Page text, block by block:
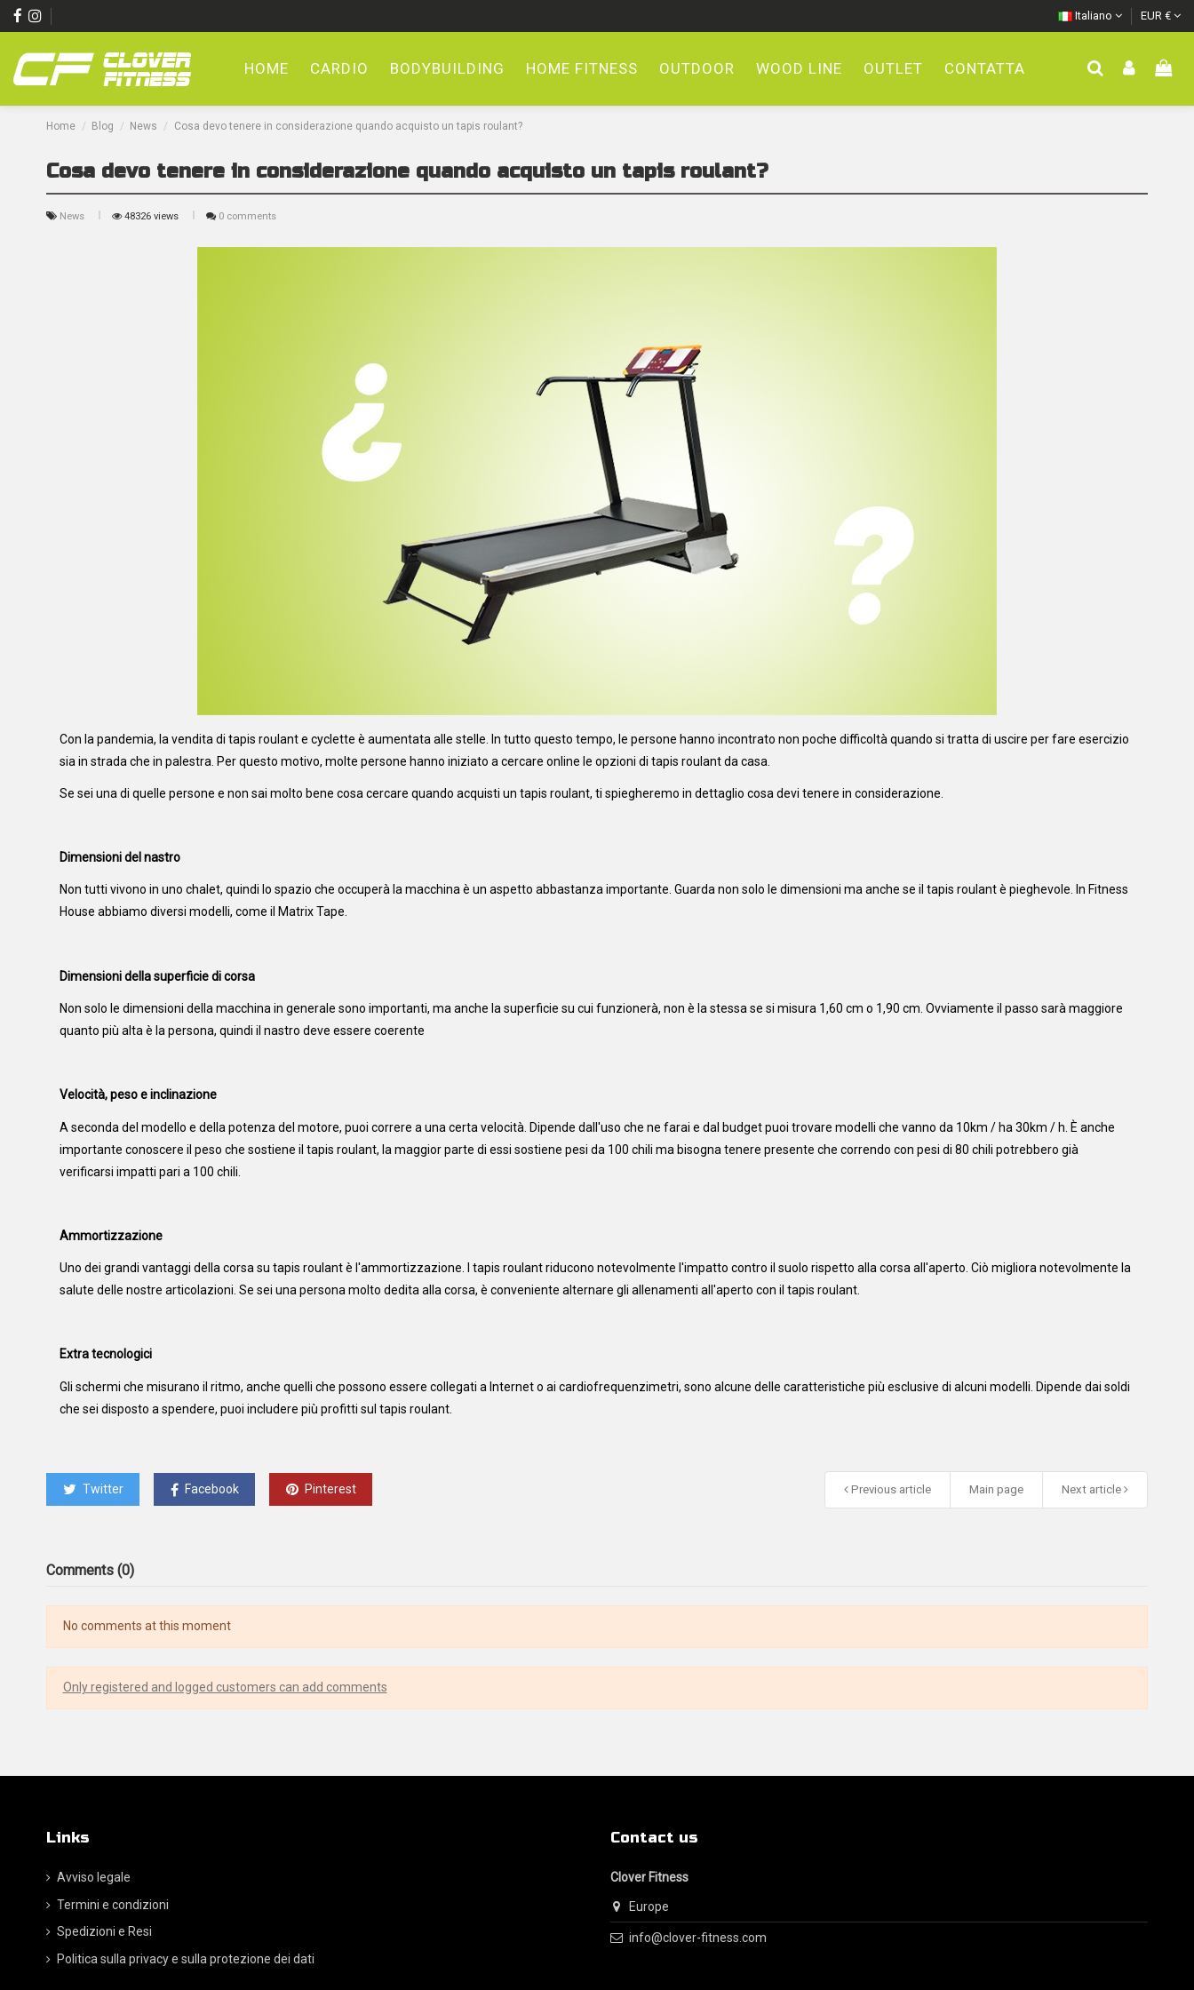
Italiano EUR €
HOME CARDIO BODYBUILDING HOME FITNESS OUTDOOR WOOD LINE OUTLET CONTATTA
Home Blog News Cosa devo tenere in considerazione quando acquisto un tapis roulant?
Cosa devo tenere in considerazione quando acquisto un tapis roulant?
News 48326 views 0 comments
Con la pandemia, la vendita di tapis roulant e cyclette è aumentata alle stelle. In tutto questo tempo, le persone hanno incontrato non poche difficoltà quando si tratta di uscire per fare esercizio
sia in strada che in palestra. Per questo motivo, molte persone hanno iniziato a cercare online le opzioni di tapis roulant da casa.
Se sei una di quelle persone e non sai molto bene cosa cercare quando acquisti un tapis roulant, ti spiegheremo in dettaglio cosa devi tenere in considerazione.
Dimensioni del nastro
Non tutti vivono in uno chalet, quindi lo spazio che occuperà la macchina è un aspetto abbastanza importante. Guarda non solo le dimensioni ma anche se il tapis roulant è pieghevole. In Fitness
House abbiamo diversi modelli, come il Matrix Tape.
Dimensioni della superficie di corsa
Non solo le dimensioni della macchina in generale sono importanti, ma anche la superficie su cui funzionerà, non è la stessa se si misura 1,60 cm o 1,90 cm. Ovviamente il passo sarà maggiore
quanto più alta è la persona, quindi il nastro deve essere coerente
Velocità, peso e inclinazione
A seconda del modello e della potenza del motore, puoi correre a una certa velocità. Dipende dall'uso che ne farai e dal budget puoi trovare modelli che vanno da 10km / ha 30km / h. È anche
importante conoscere il peso che sostiene il tapis roulant, la maggior parte di essi sostiene pesi da 100 chili ma bisogna tenere presente che correndo con pesi di 80 chili potrebbero già
verificarsi impatti pari a 100 chili.
Ammortizzazione
Uno dei grandi vantaggi della corsa su tapis roulant è l'ammortizzazione. I tapis roulant riducono notevolmente l'impatto contro il suolo rispetto alla corsa all'aperto. Ciò migliora notevolmente la
salute delle nostre articolazioni. Se sei una persona molto dedita alla corsa, è conveniente alternare gli allenamenti all'aperto con il tapis roulant.
Extra tecnologici
Gli schermi che misurano il ritmo, anche quelli che possono essere collegati a Internet o ai cardiofrequenzimetri, sono alcune delle caratteristiche più esclusive di alcuni modelli. Dipende dai soldi
che sei disposto a spendere, puoi includere più profitti sul tapis roulant.
Twitter Facebook Pinterest Previous article Main page Next article
Comments (0)
No comments at this moment
Only registered and logged customers can add comments
Links
Avviso legale
Termini e condizioni
Spedizioni e Resi
Politica sulla privacy e sulla protezione dei dati
Contact us
Clover Fitness
Europe
info@clover-fitness.com